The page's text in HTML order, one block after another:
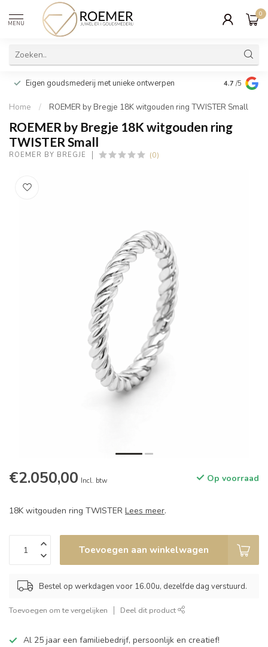
MENU
0
Eigen goudsmederij met unieke ontwerpen Wij
cadeau
4.7 /5
Home / ROEMER by Bregje 18K witgouden ring TWISTER Small
ROEMER by Bregje 18K witgouden ring
TWISTER Small
ROEMER BY BREGJE (0)
€2.050,00 Incl. btw Op voorraad
18K witgouden ring TWISTER Lees meer.
Toevoegen aan winkelwagen
Bestel op werkdagen voor 16.00u, dezelfde dag verstuurd.
Toevoegen om te vergelijken Deel dit product
Al 25 jaar een familiebedrijf, persoonlijk en creatief!